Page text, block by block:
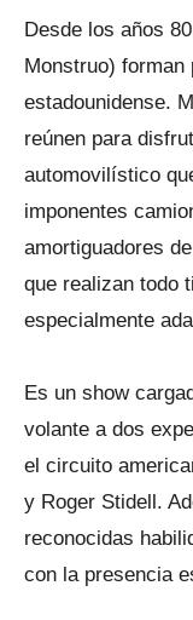
Desde los años
Monstruo) forman
estadounidense.
reúnen para
automovilístico
imponentes
amortiguadores
que realizan todo
especialmente
Es un show
volante a dos
el circuito
y Roger Stidell.
reconocidas
con la presencia